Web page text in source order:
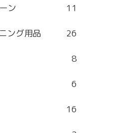
ン 11
ング用品 26
8
6
16